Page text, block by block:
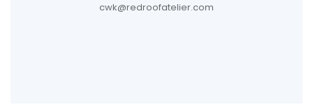
cwk@redroofatelier.com